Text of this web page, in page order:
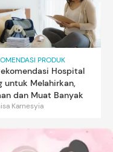
PRODUK
Hospital
untuk Melahirkan,
dan Muat Banyak
Karnesyia